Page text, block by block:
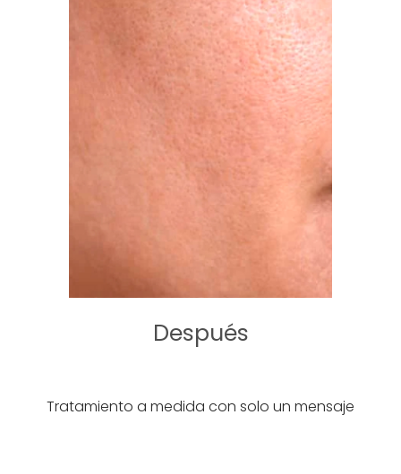
Después
Tratamiento a medida con solo un mensaje